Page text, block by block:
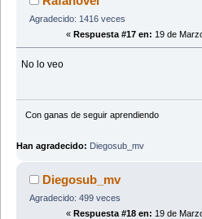
Agradecido: 1416 veces
« Respuesta #17 en: 19 de
No lo veo
Con ganas de seguir aprendiendo
Han agradecido: Diegosub_mv
Diegosub_mv
Agradecido: 499 veces
« Respuesta #18 en: 19 de